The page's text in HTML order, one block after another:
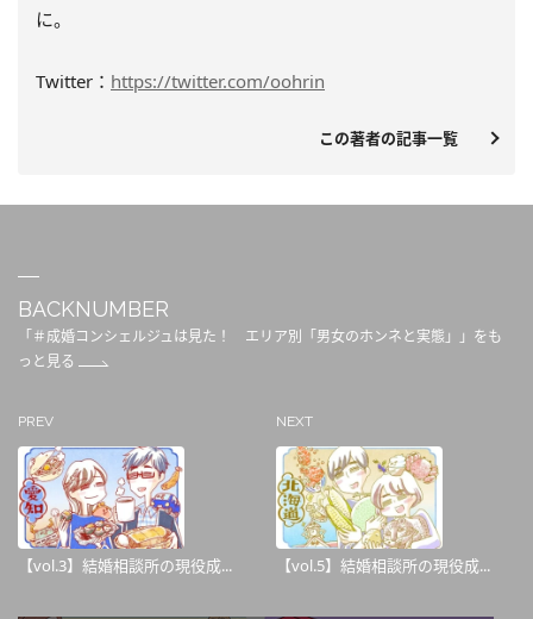
に。
Twitter： https://twitter.com/oohrin
この著者の記事一覧
BACKNUMBER
「＃成婚コンシェルジュは見た！ エリア別「男女のホンネと実態」」をも
っと見る
PREV
【vol.3】結婚相談所の現役成...
NEXT
【vol.5】結婚相談所の現役成...